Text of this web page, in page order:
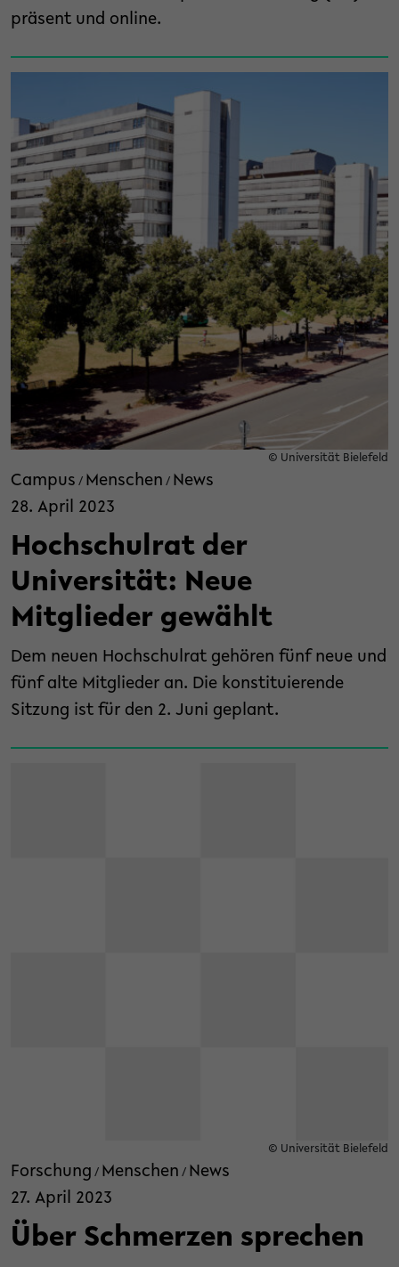
präsent und online.
© Universität Bielefeld
Campus / Menschen / News
28. April 2023
Hochschulrat der
Universität: Neue
Mitglieder gewählt
Dem neuen Hochschulrat gehören fünf neue und
fünf alte Mitglieder an. Die konstituierende
Sitzung ist für den 2. Juni geplant.
© Universität Bielefeld
Forschung / Menschen / News
27. April 2023
Über Schmerzen sprechen